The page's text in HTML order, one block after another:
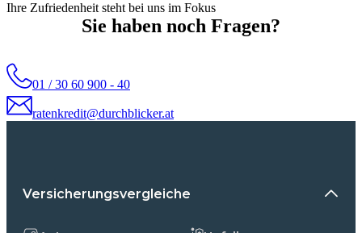
Ihre Zufriedenheit steht bei uns im Fokus
Sie haben noch Fragen?
01 / 30 60 900 - 40
ratenkredit@durchblicker.at
Versicherungsvergleiche